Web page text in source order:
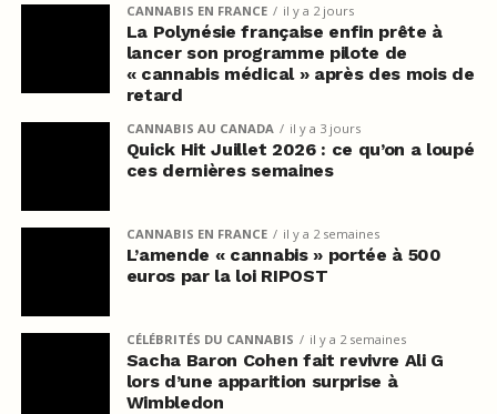
CANNABIS EN FRANCE il y a 2 jours
La Polynésie française enfin prête à
lancer son programme pilote de
« cannabis médical » après des mois de
retard
CANNABIS AU CANADA il y a 3 jours
Quick Hit Juillet 2026 : ce qu’on a loupé
ces dernières semaines
CANNABIS EN FRANCE il y a 2 semaines
L’amende « cannabis » portée à 500
euros par la loi RIPOST
CÉLÉBRITÉS DU CANNABIS il y a 2 semaines
Sacha Baron Cohen fait revivre Ali G
lors d’une apparition surprise à
Wimbledon